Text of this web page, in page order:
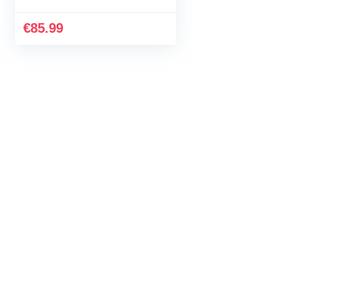
Damesschoenen,37,Bla
€85.99